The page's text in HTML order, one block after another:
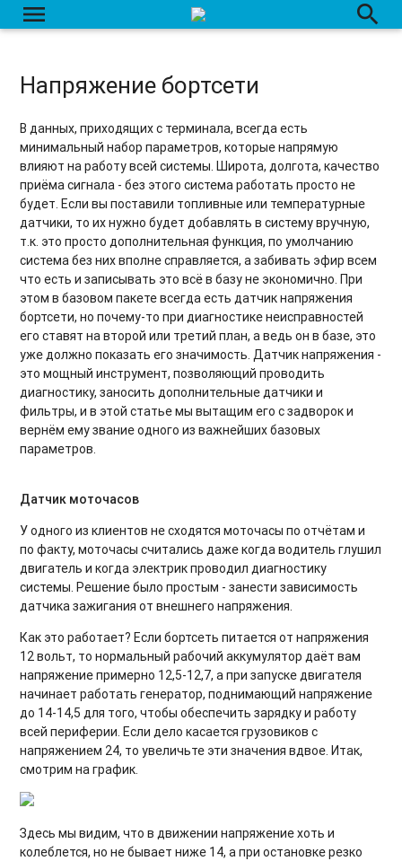
menu search
Напряжение бортсети
В данных, приходящих с терминала, всегда есть
минимальный набор параметров, которые напрямую
влияют на работу всей системы. Широта, долгота, качество
приёма сигнала - без этого система работать просто не
будет. Если вы поставили топливные или температурные
датчики, то их нужно будет добавлять в систему вручную,
т.к. это просто дополнительная функция, по умолчанию
система без них вполне справляется, а забивать эфир всем
что есть и записывать это всё в базу не экономично. При
этом в базовом пакете всегда есть датчик напряжения
бортсети, но почему-то при диагностике неисправностей
его ставят на второй или третий план, а ведь он в базе, это
уже должно показать его значимость. Датчик напряжения -
это мощный инструмент, позволяющий проводить
диагностику, заносить дополнительные датчики и
фильтры, и в этой статье мы вытащим его с задворок и
вернём ему звание одного из важнейших базовых
параметров.
Датчик моточасов
У одного из клиентов не сходятся моточасы по отчётам и
по факту, моточасы считались даже когда водитель глушил
двигатель и когда электрик проводил диагностику
системы. Решение было простым - занести зависимость
датчика зажигания от внешнего напряжения.
Как это работает? Если бортсеть питается от напряжения
12 вольт, то нормальный рабочий аккумулятор даёт вам
напряжение примерно 12,5-12,7, а при запуске двигателя
начинает работать генератор, поднимающий напряжение
до 14-14,5 для того, чтобы обеспечить зарядку и работу
всей периферии. Если дело касается грузовиков с
напряжением 24, то увеличьте эти значения вдвое. Итак,
смотрим на график.
Здесь мы видим, что в движении напряжение хоть и
колеблется, но не бывает ниже 14, а при остановке резко